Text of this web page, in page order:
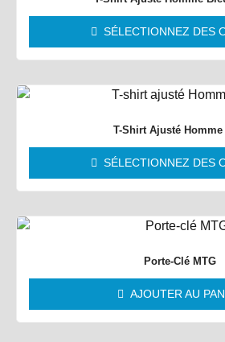
SÉLECTIONNEZ DES
T-Shirt Ajusté Homme
SÉLECTIONNEZ DES
Porte-Clé MTG
AJOUTER AU